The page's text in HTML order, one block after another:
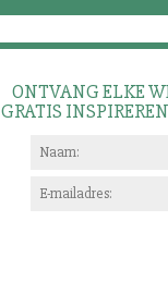
ONTVANG ELKE
GRATIS